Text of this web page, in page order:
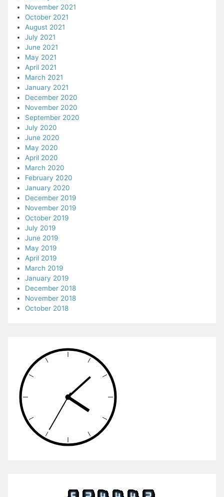
November 2021
October 2021
August 2021
July 2021
June 2021
May 2021
April 2021
March 2021
January 2021
December 2020
November 2020
September 2020
July 2020
June 2020
May 2020
April 2020
March 2020
February 2020
January 2020
December 2019
November 2019
October 2019
July 2019
June 2019
May 2019
April 2019
March 2019
January 2019
December 2018
November 2018
October 2018